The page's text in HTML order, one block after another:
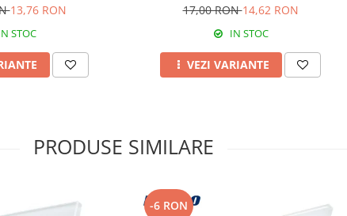
13,76 RON
STOC
17,00 RON14,62 RON
IN STOC
VEZI VARIANTE
PRODUSE SIMILARE
-6 RON